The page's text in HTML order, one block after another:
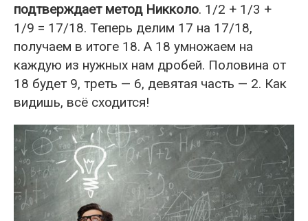
подтверждает метод Никколо. 1/2 + 1/3 +
1/9 = 17/18. Теперь делим 17 на 17/18,
получаем в итоге 18. А 18 умножаем на
каждую из нужных нам дробей. Половина от
18 будет 9, треть — 6, девятая часть — 2. Как
видишь, всё сходится!